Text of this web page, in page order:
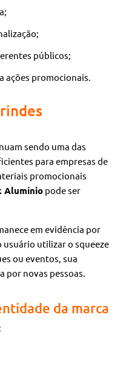
públicos;
ações promocionais.
sendo uma das
para empresas de
promocionais
Alumínio pode ser
em evidência por
usuário utilizar o squeeze
ou eventos, sua
por novas pessoas.
da marca